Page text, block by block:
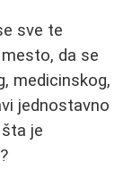
sve te
da se
medicinskog,
jednostavno
šta je